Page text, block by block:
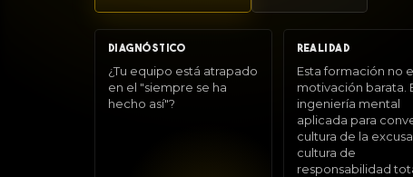
DIAGNÓSTICO
¿Tu equipo está atrapado
en el "siempre se ha
hecho así"?
REALIDAD
Esta formación no
motivación barata.
ingeniería mental
aplicada para
cultura de la
cultura de
responsabilidad